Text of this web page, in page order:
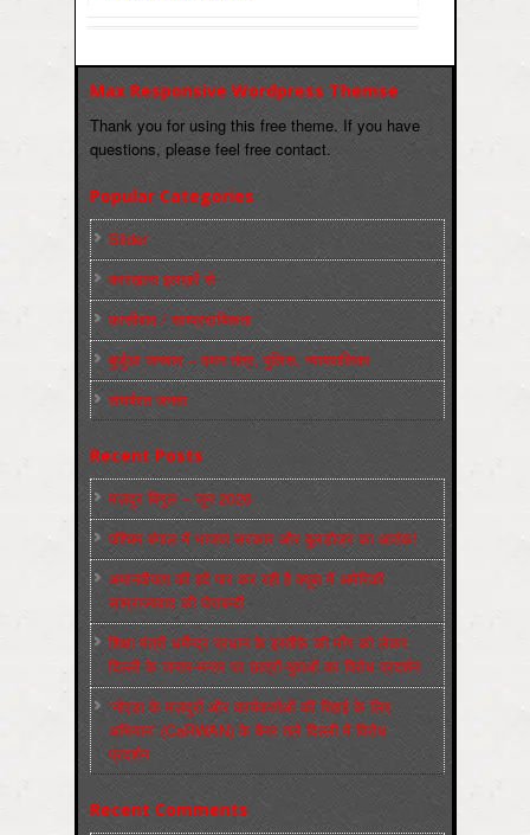
Max Responsive Wordpress Themse
Thank you for using this free theme. If you have
questions, please feel free contact.
Popular Categories
Slider
कारख़ाना इलाक़ों से
फ़ासीवाद / साम्‍प्रदायिकता
बुर्जुआ जनवाद – दमन तंत्र, पुलिस, न्‍यायपालिका
संघर्षरत जनता
Recent Posts
मज़दूर बिगुल – जून 2026
पश्चिम बंगाल में भाजपा सरकार और बुलडोज़र का आतंक!
अमानवीयता की हदें पार कर रही है क्यूबा में अमेरिकी
साम्राज्यवाद की घेराबन्दी
शिक्षा मंत्री धर्मेन्द्र प्रधान के इस्तीफ़े की माँग को लेकर
दिल्ली के जन्तर-मन्तर पर छात्रों-युवाओं का विरोध प्रदर्शन
‘नोएडा के मज़दूरों और कार्यकर्ताओं की रिहाई के लिए
अभियान’ (CaRWAN) के बैनर तले दिल्ली में विरोध
प्रदर्शन
Recent Comments